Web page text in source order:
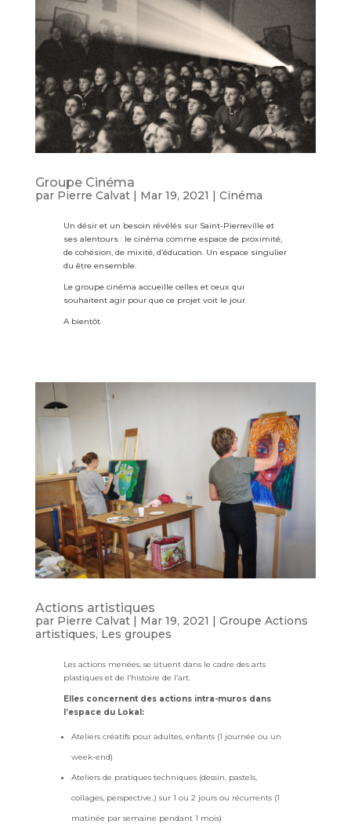
Groupe Cinéma
par Pierre Calvat| Mar 19, 2021 Cinéma
Un désir et un besoin révélés sur Saint-Pierreville et
ses alentours : le cinéma comme espace de proximité,
de cohésion, de mixité, d’éducation. Un espace singulier
du être ensemble.
Le groupe cinéma accueille celles et ceux qui
souhaitent agir pour que ce projet voit le jour.
A bientôt.
Actions artistiques
par Pierre Calvat| Mar 19, 2021 | Groupe Actions
artistiques, Les groupes
Les actions menées, se situent dans le cadre des arts
plastiques et de l’histoire de l’art.
Elles concernent des actions intra-muros dans
l’espace du Lokal:
Ateliers créatifs pour adultes, enfants (1 journée ou un
week-end)
Ateliers de pratiques techniques (dessin, pastels,
collages, perspective..) sur 1 ou 2 jours ou récurrents (1
matinée par semaine pendant 1 mois)